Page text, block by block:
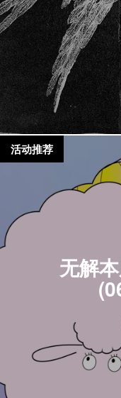
无解
活动推荐